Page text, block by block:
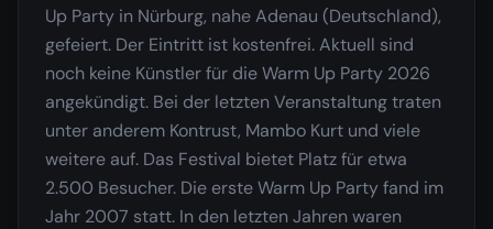
Up Party in Nürburg, nahe Adenau (Deutschland),
gefeiert. Der Eintritt ist kostenfrei. Aktuell sind
noch keine Künstler für die Warm Up Party 2026
angekündigt. Bei der letzten Veranstaltung traten
unter anderem Kontrust, Mambo Kurt und viele
weitere auf. Das Festival bietet Platz für etwa
2.500 Besucher. Die erste Warm Up Party fand im
Jahr 2007 statt. In den letzten Jahren waren